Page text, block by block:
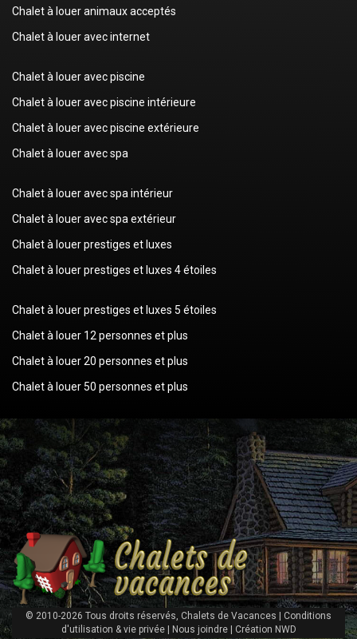
Chalet à louer animaux acceptés
Chalet à louer avec internet
Chalet à louer avec piscine
Chalet à louer avec piscine intérieure
Chalet à louer avec piscine extérieure
Chalet à louer avec spa
Chalet à louer avec spa intérieur
Chalet à louer avec spa extérieur
Chalet à louer prestiges et luxes
Chalet à louer prestiges et luxes 4 étoiles
Chalet à louer prestiges et luxes 5 étoiles
Chalet à louer 12 personnes et plus
Chalet à louer 20 personnes et plus
Chalet à louer 50 personnes et plus
© 2010-2026 Tous droits réservés, Chalets de Vacances | Conditions
d'utilisation & vie privée| Nous joindre| Création NWD